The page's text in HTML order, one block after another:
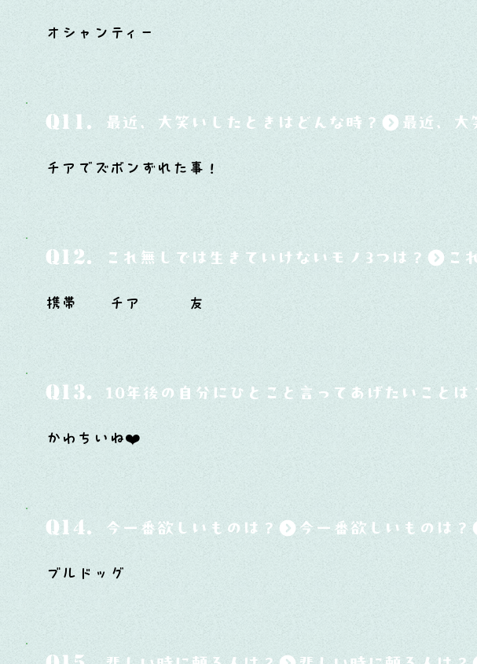
オシャンティー
Q11. 最近、大笑いしたときはどんな時？
チアでズボンずれた事！
Q12. これ無しでは生きていけないモノ3つは？
携帯 チア 友
Q13. 10年後の自分にひとこと言ってあげたいことは
かわちいね❤️
Q14. 今一番欲しいものは？
ブルドッグ